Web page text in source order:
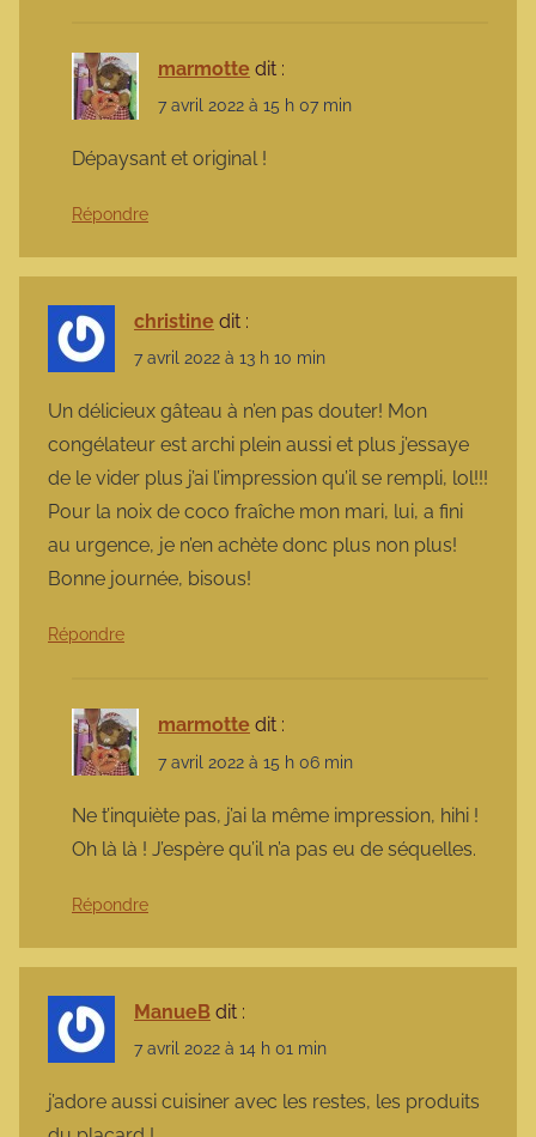
marmotte dit :
7 avril 2022 à 15 h 07 min
Dépaysant et original !
Répondre
christine dit :
7 avril 2022 à 13 h 10 min
Un délicieux gâteau à n’en pas douter! Mon
congélateur est archi plein aussi et plus j’essaye
de le vider plus j’ai l’impression qu’il se rempli, lol!!!
Pour la noix de coco fraîche mon mari, lui, a fini
au urgence, je n’en achète donc plus non plus!
Bonne journée, bisous!
Répondre
marmotte dit :
7 avril 2022 à 15 h 06 min
Ne t’inquiète pas, j’ai la même impression, hihi !
Oh là là ! J’espère qu’il n’a pas eu de séquelles.
Répondre
ManueB dit :
7 avril 2022 à 14 h 01 min
j’adore aussi cuisiner avec les restes, les produits